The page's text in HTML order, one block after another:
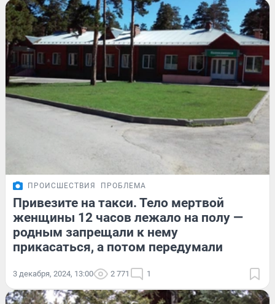
ПРОИСШЕСТВИЯ ПРОБЛЕМА
Привезите на такси. Тело мертвой
женщины 12 часов лежало на полу —
родным запрещали к нему
прикасаться, а потом передумали
3 декабря, 2024, 13:00 2 771 1